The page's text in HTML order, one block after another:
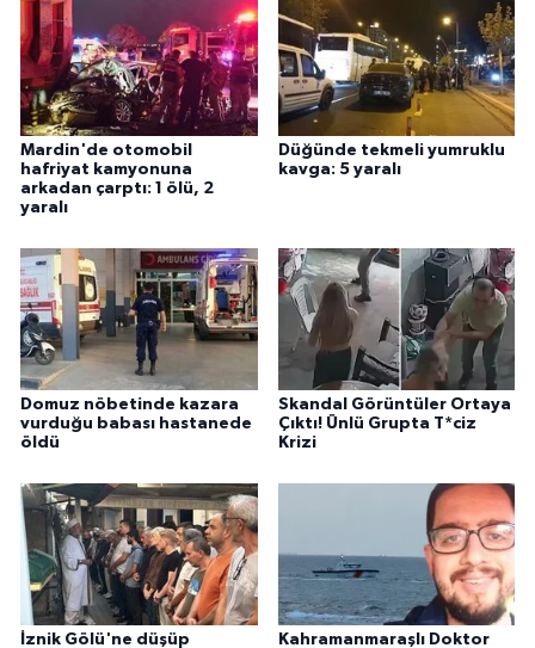
Mardin'de otomobil
hafriyat kamyonuna
arkadan çarptı: 1 ölü, 2
yaralı
Düğünde tekmeli yumruklu
kavga: 5 yaralı
Domuz nöbetinde kazara
vurduğu babası hastanede
öldü
Skandal Görüntüler Ortaya
Çıktı! Ünlü Grupta T*ciz
Krizi
İznik Gölü'ne düşüp
Kahramanmaraşlı Doktor